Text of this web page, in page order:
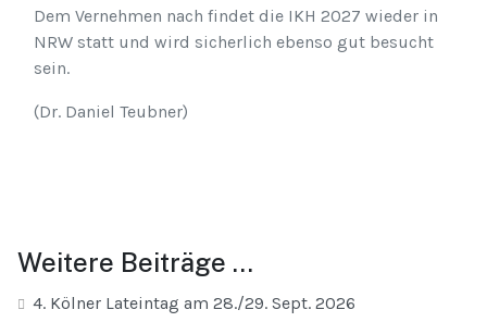
Dem Vernehmen nach findet die IKH 2027 wieder in
NRW statt und wird sicherlich ebenso gut besucht
sein.
(Dr. Daniel Teubner)
Weitere Beiträge …
4. Kölner Lateintag am 28./29. Sept. 2026